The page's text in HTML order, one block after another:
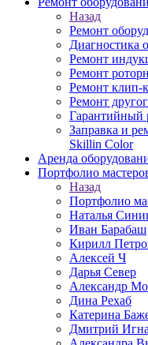
Назад
Ремонт
Диагностика
Ремонт
Ремонт
Ремонт клип-
Ремонт
Гарантийный
Заправка и
Skillin Color
Аренда
Портфолио
Назад
Портфолио
Наталья
Иван Барабаш
Кирилл
Алексей Ч
Дарья Север
Александр
Дина Рехаб
Катерина
Дмитрий